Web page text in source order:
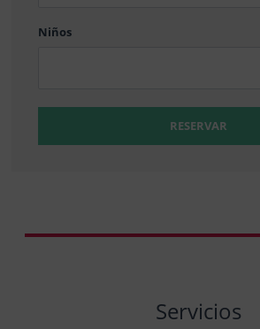
Niños
RESERVAR
Servicios